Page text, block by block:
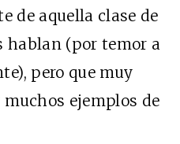
de aquella clase de
hablan (por temor a
pero que muy
ejemplos de